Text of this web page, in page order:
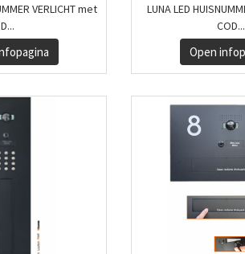
VERLICHT met
D...
LUNA LED
COD...
Open